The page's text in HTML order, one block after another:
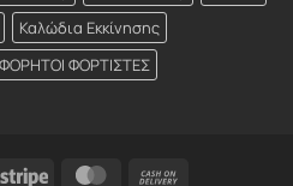
Καλώδια Εκκίνησης
ΦΟΡΗΤΟΙ ΦΟΡΤΙΣΤΕΣ
Stripe MasterCard